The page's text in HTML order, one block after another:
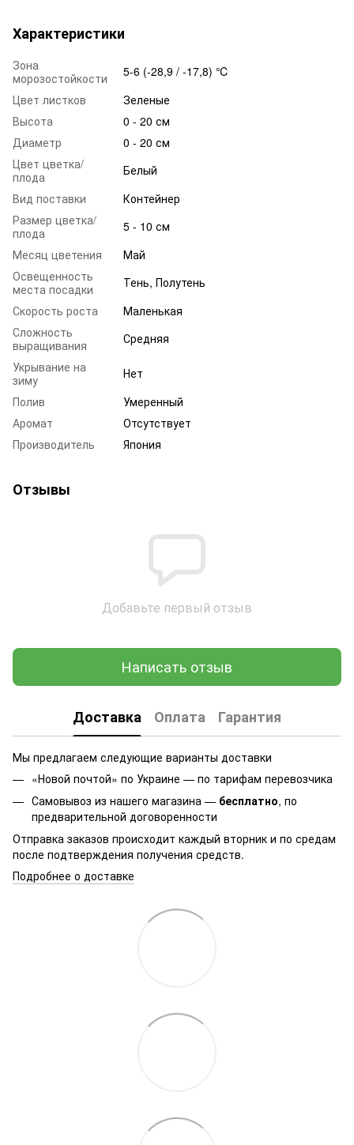
Характеристики
Зона
морозостойкости
5-6 (-28,9 / -17,8) ℃
Цвет листков
Зеленые
Высота
0 - 20 см
Диаметр
0 - 20 см
Цвет цветка/
плода
Белый
Вид поставки
Контейнер
Размер цветка/
плода
5 - 10 см
Месяц цветения
Май
Освещенность
места посадки
Тень, Полутень
Скорость роста
Маленькая
Сложность
выращивания
Средняя
Укрывание на
зиму
Нет
Полив
Умеренный
Аромат
Отсутствует
Производитель
Япония
Отзывы
Добавьте первый отзыв
Написать отзыв
Доставка Оплата Гарантия
Мы предлагаем следующие варианты доставки
«Новой почтой» по Украине — по тарифам перевозчика
Самовывоз из нашего магазина — бесплатно, по
предварительной договоренности
Отправка заказов происходит каждый вторник и по средам
после подтверждения получения средств.
Подробнее о доставке